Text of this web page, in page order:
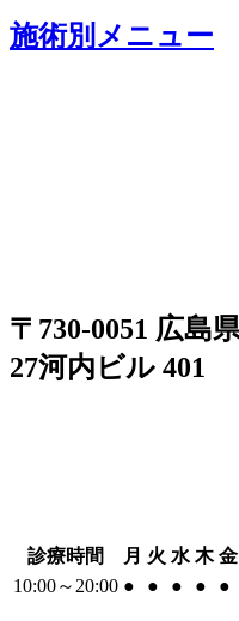
施術別メニュー
〒730-0051 広島
27河内ビル 401
診療時間 月 火 水 木 金
10:00～20:00 ● ● ● ● ●